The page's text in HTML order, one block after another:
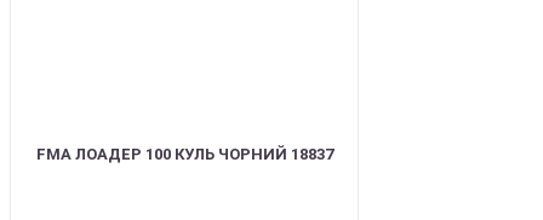
FMA ЛОАДЕР 100 КУЛЬ ЧОРНИЙ 18837